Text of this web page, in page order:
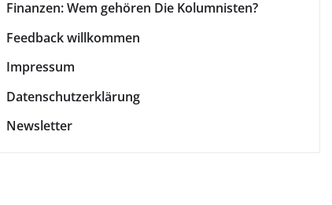
Finanzen: Wem gehören Die Kolumnisten?
Feedback willkommen
Impressum
Datenschutzerklärung
Newsletter